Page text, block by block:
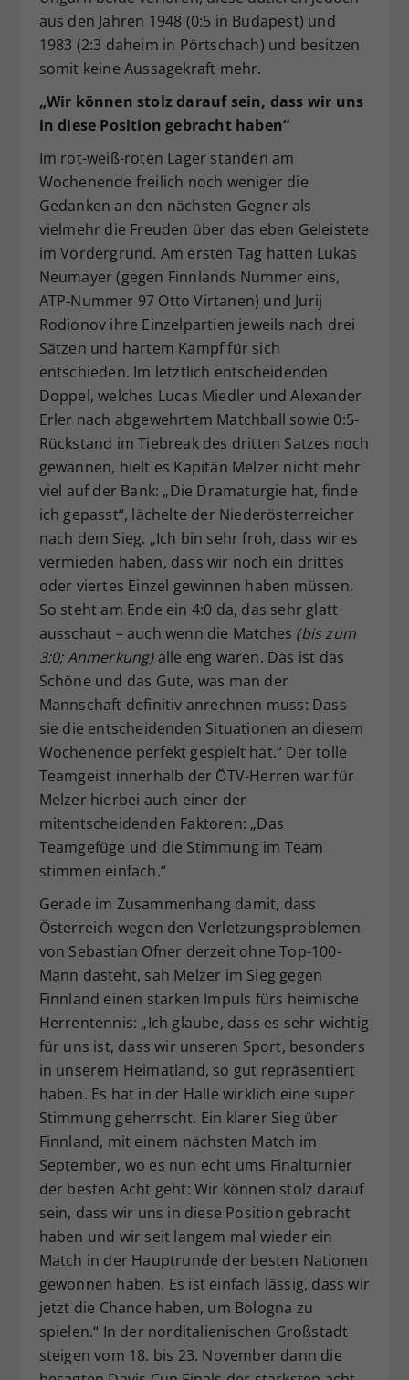
aus den Jahren 1948 (0:5 in Budapest) und
1983 (2:3 daheim in Pörtschach) und besitzen
somit keine Aussagekraft mehr.
„Wir können stolz darauf sein, dass wir uns
in diese Position gebracht haben“
Im rot-weiß-roten Lager standen am
Wochenende freilich noch weniger die
Gedanken an den nächsten Gegner als
vielmehr die Freuden über das eben Geleistete
im Vordergrund. Am ersten Tag hatten Lukas
Neumayer (gegen Finnlands Nummer eins,
ATP-Nummer 97 Otto Virtanen) und Jurij
Rodionov ihre Einzelpartien jeweils nach drei
Sätzen und hartem Kampf für sich
entschieden. Im letztlich entscheidenden
Doppel, welches Lucas Miedler und Alexander
Erler nach abgewehrtem Matchball sowie 0:5-
Rückstand im Tiebreak des dritten Satzes noch
gewannen, hielt es Kapitän Melzer nicht mehr
viel auf der Bank: „Die Dramaturgie hat, finde
ich gepasst“, lächelte der Niederösterreicher
nach dem Sieg. „Ich bin sehr froh, dass wir es
vermieden haben, dass wir noch ein drittes
oder viertes Einzel gewinnen haben müssen.
So steht am Ende ein 4:0 da, das sehr glatt
ausschaut – auch wenn die Matches (bis zum
3:0; Anmerkung)alle eng waren. Das ist das
Schöne und das Gute, was man der
Mannschaft definitiv anrechnen muss: Dass
sie die entscheidenden Situationen an diesem
Wochenende perfekt gespielt hat.“ Der tolle
Teamgeist innerhalb der ÖTV-Herren war für
Melzer hierbei auch einer der
mitentscheidenden Faktoren: „Das
Teamgefüge und die Stimmung im Team
stimmen einfach.“
Gerade im Zusammenhang damit, dass
Österreich wegen den Verletzungsproblemen
von Sebastian Ofner derzeit ohne Top-100-
Mann dasteht, sah Melzer im Sieg gegen
Finnland einen starken Impuls fürs heimische
Herrentennis: „Ich glaube, dass es sehr wichtig
für uns ist, dass wir unseren Sport, besonders
in unserem Heimatland, so gut repräsentiert
haben. Es hat in der Halle wirklich eine super
Stimmung geherrscht. Ein klarer Sieg über
Finnland, mit einem nächsten Match im
September, wo es nun echt ums Finalturnier
der besten Acht geht: Wir können stolz darauf
sein, dass wir uns in diese Position gebracht
haben und wir seit langem mal wieder ein
Match in der Hauptrunde der besten Nationen
gewonnen haben. Es ist einfach lässig, dass wir
jetzt die Chance haben, um Bologna zu
spielen.“ In der norditalienischen Großstadt
steigen vom 18. bis 23. November dann die